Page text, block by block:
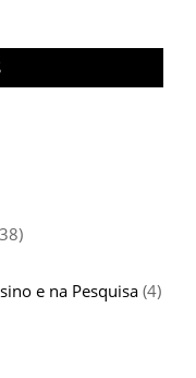
e na Pesquisa (4)